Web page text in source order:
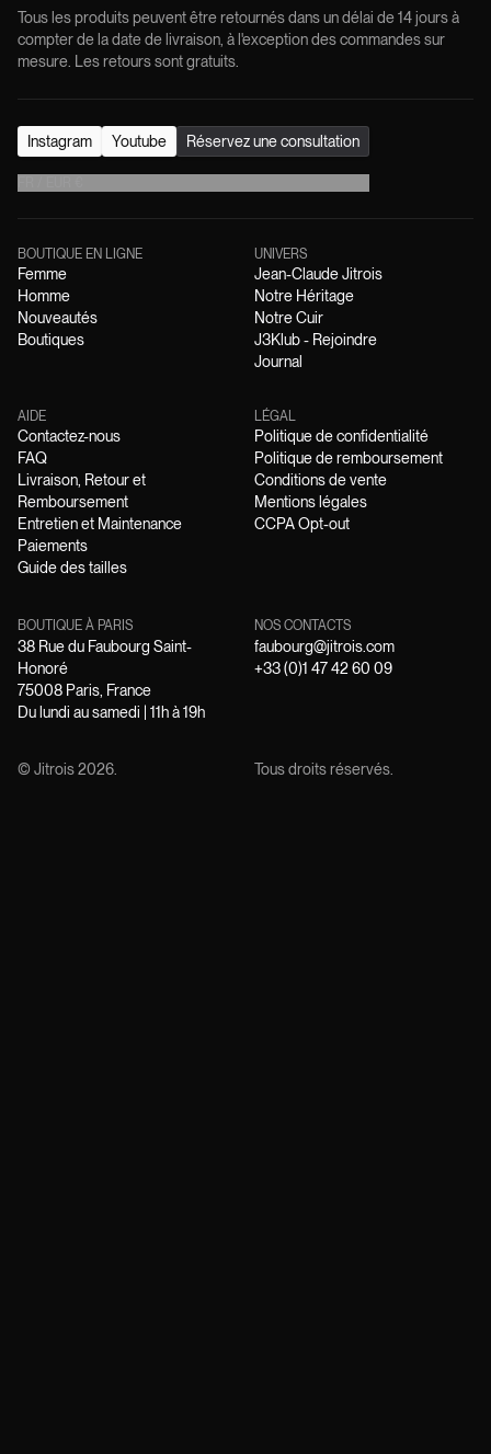
Tous les produits peuvent être retournés dans un délai de 14 jours à
compter de la date de livraison, à l'exception des commandes sur
mesure. Les retours sont gratuits.
Instagram Youtube Réservez une consultation
BOUTIQUE EN LIGNE
Femme
Homme
Nouveautés
Boutiques
UNIVERS
Jean-Claude Jitrois
Notre Héritage
Notre Cuir
J3Klub - Rejoindre
Journal
AIDE
Contactez-nous
FAQ
Livraison, Retour et
Remboursement
Entretien et Maintenance
Paiements
Guide des tailles
LÉGAL
Politique de confidentialité
Politique de remboursement
Conditions de vente
Mentions légales
CCPA Opt-out
BOUTIQUE À PARIS
38 Rue du Faubourg Saint-
Honoré
75008 Paris, France
Du lundi au samedi | 11h à 19h
NOS CONTACTS
faubourg@jitrois.com
+33 (0)1 47 42 60 09
© Jitrois2026 Tous droits réservés.